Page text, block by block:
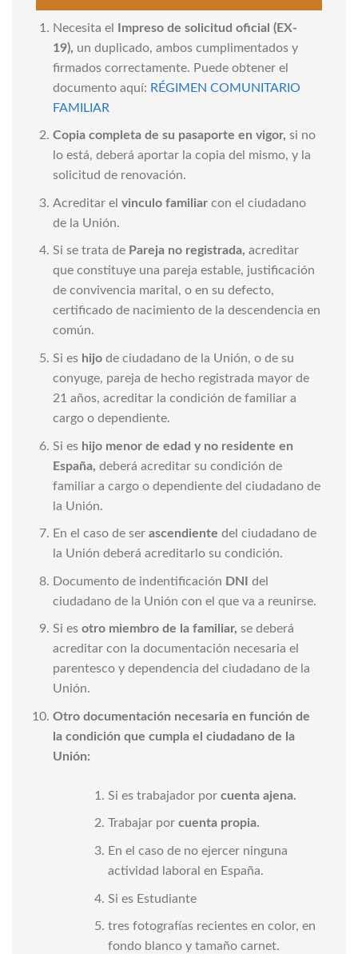
Necesita el Impreso de solicitud oficial (EX-
19), un duplicado, ambos cumplimentados y
firmados correctamente. Puede obtener el
documento aquí: RÉGIMEN COMUNITARIO
FAMILIAR
Copia completa de su pasaporte en vigor, si no
lo está, deberá aportar la copia del mismo, y la
solicitud de renovación.
Acreditar el vinculo familiar con el ciudadano
de la Unión.
Si se trata de Pareja no registrada, acreditar
que constituye una pareja estable, justificación
de convivencia marital, o en su defecto,
certificado de nacimiento de la descendencia en
común.
Si es hijo de ciudadano de la Unión, o de su
conyuge, pareja de hecho registrada mayor de
21 años, acreditar la condición de familiar a
cargo o dependiente.
Si es hijo menor de edad y no residente en
España, deberá acreditar su condición de
familiar a cargo o dependiente del ciudadano de
la Unión.
En el caso de ser ascendiente del ciudadano de
la Unión deberá acreditarlo su condición.
Documento de indentificación DNI del
ciudadano de la Unión con el que va a reunirse.
Si es otro miembro de la familiar, se deberá
acreditar con la documentación necesaria el
parentesco y dependencia del ciudadano de la
Unión.
Otro documentación necesaria en función de
la condición que cumpla el ciudadano de la
Unión:
Si es trabajador por cuenta ajena.
Trabajar por cuenta propia.
En el caso de no ejercer ninguna
actividad laboral en España.
Si es Estudiante
tres fotografías recientes en color, en
fondo blanco y tamaño carnet.